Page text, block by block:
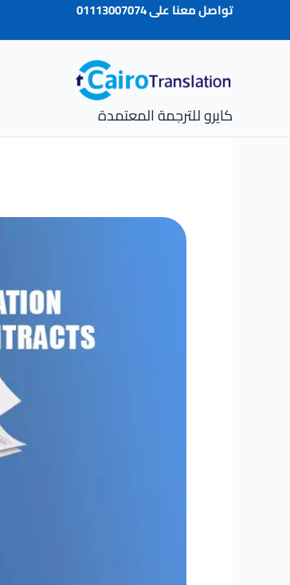
تواصل معنا على01113007074
كايرو للترجمة المعتمدة